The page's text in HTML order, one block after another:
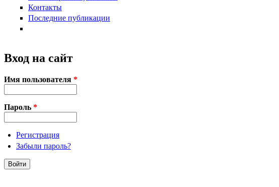
Контакты
Последние публикации
Вход на сайт
Имя пользователя *
Пароль *
Регистрация
Забыли пароль?